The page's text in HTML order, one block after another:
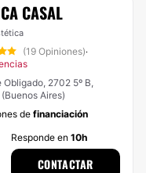
CASAL
(19 Opiniones)·
Obligado, 2702 5º B,
Aires)
de financiación
Responde en 10h
CONTACTAR